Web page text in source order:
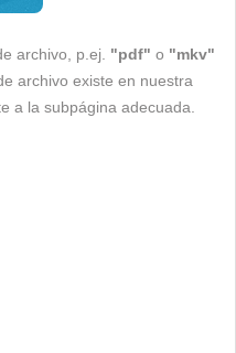
archivo, p.ej. "pdf" o "mkv"
archivo existe en nuestra
a la subpágina adecuada.